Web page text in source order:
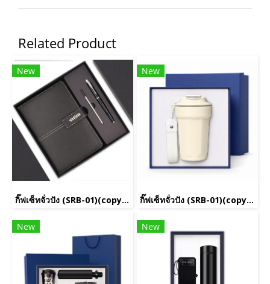
Related Product
New
กิ๊ฟเซ็ทจั่วปัง (SRB-01)(copy)(copy)(copy)(copy)(copy)(copy)(copy)(copy)(copy)(copy)(copy)(copy)(copy)(copy)(copy)(copy)(copy)(copy)(copy)(copy)(copy)
New
กิ๊ฟเซ็ทจั่วปัง (SRB-01)(copy)(copy)(copy)(copy)(copy)(copy)(copy)(copy)(copy)(copy)(copy)(copy)(copy)(copy)(copy)(copy)(copy)(copy)(copy)(copy)(copy)(copy)
New New